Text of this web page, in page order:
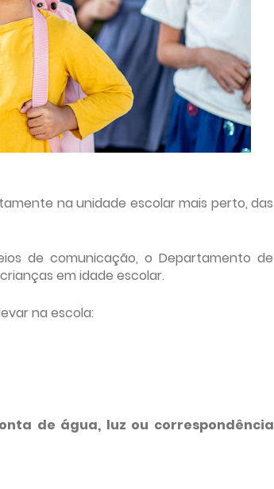
na unidade escolar mais perto, das
de comunicação, o Departamento de
em idade escolar.
na escola:
de água, luz ou correspondência